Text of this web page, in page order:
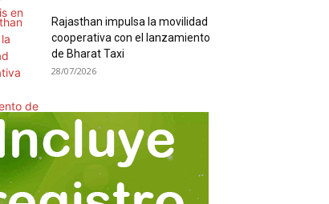
Rajasthan impulsa la movilidad
cooperativa con el lanzamiento
de Bharat Taxi
28/07/2026